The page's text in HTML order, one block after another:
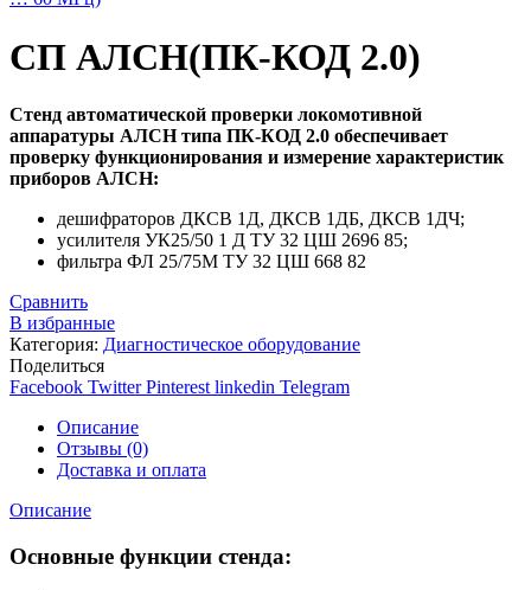
СП АЛСН(ПК-КОД 2.0)
Стенд автоматической проверки локомотивной
аппаратуры АЛСН типа ПК-КОД 2.0 обеспечивает
проверку функционирования и измерение характеристик
приборов АЛСН:
дешифраторов ДКСВ 1Д, ДКСВ 1ДБ, ДКСВ 1ДЧ;
усилителя УК25/50 1 Д ТУ 32 ЦШ 2696 85;
фильтра ФЛ 25/75М ТУ 32 ЦШ 668 82
Сравнить
В избранные
Категория: Диагностическое оборудование
Поделиться
Facebook Twitter Pinterest linkedin Telegram
Описание
Отзывы (0)
Доставка и оплата
Описание
Основные функции стенда: